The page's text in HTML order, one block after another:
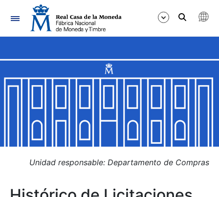
Navegación
Mostrar/Ocultar
Mostrar/Ocultar
Mostrar/Ocultar
Mostrar/Ocultar
Unidad responsable: Departamento de Compras